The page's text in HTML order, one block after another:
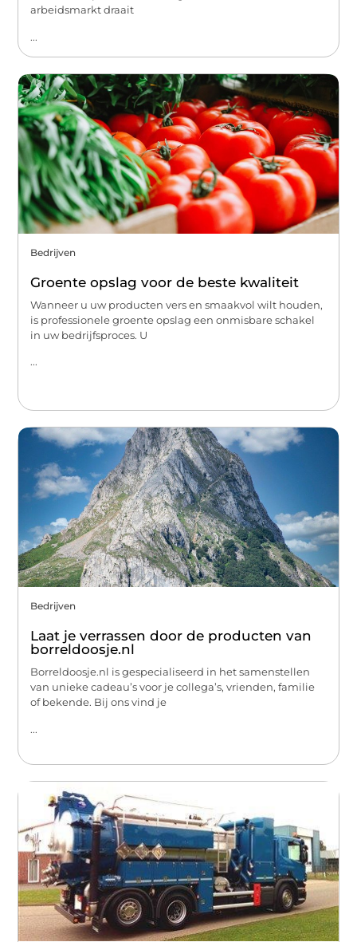
arbeidsmarkt draait
...
Bedrijven
Groente opslag voor de beste kwaliteit
Wanneer u uw producten vers en smaakvol wilt houden,
is professionele groente opslag een onmisbare schakel
in uw bedrijfsproces. U
...
Bedrijven
Laat je verrassen door de producten van
borreldoosje.nl
Borreldoosje.nl is gespecialiseerd in het samenstellen
van unieke cadeau’s voor je collega’s, vrienden, familie
of bekende. Bij ons vind je
...